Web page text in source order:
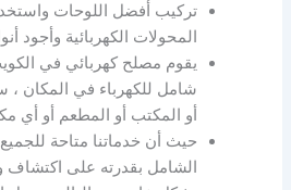
تركيب أفضل اللوحات
المحولات الكهربائية وأجود
يقوم مصلح كهربائي في
شامل للكهرباء في المكان ،
أو المكتب أو المطعم أو أي
حيث أن خدماتنا متاحة
الشامل بقدرته على اكتشاف